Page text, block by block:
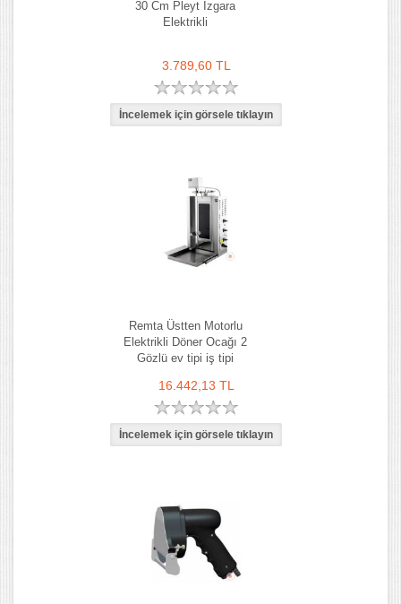
30 Cm Pleyt Izgara
Elektrikli
3.789,60 TL
Remta Üstten Motorlu
Elektrikli Döner Ocağı 2
Gözlü ev tipi iş tipi
16.442,13 TL